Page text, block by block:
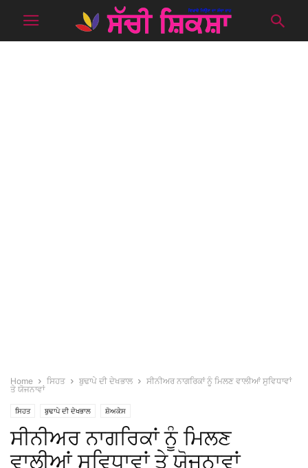
Home ਸਿਹਤ ਬੁਢਾਪੇ ਦੀ ਦੇਖਭਾਲ
ਸੀਨੀਅਰ ਨਾਗਰਿਕਾਂ ਨੂੰ ਮਿਲਣ ਵਾਲੀਆਂ ਸੁਵਿਧਾਵਾਂ
ਤੇ ਯੋਜਨਾਵਾਂ
ਸਿਹਤ ਬੁਢਾਪੇ ਦੀ ਦੇਖਭਾਲ ਸ਼ੋਅਕੇਸ
ਸੀਨੀਅਰ ਨਾਗਰਿਕਾਂ ਨੂੰ ਮਿਲਣ
ਵਾਲੀਆਂ ਸੁਵਿਧਾਵਾਂ ਤੇ ਯੋਜਨਾਵਾਂ